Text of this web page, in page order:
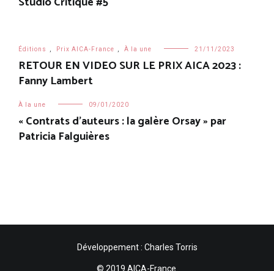
Éditions Prix AICA-France À la une 21/11/2023
RETOUR EN VIDEO SUR LE PRIX AICA 2023 :
Fanny Lambert
À la une 09/01/2020
« Contrats d’auteurs : la galère Orsay » par
Patricia Falguières
Développement : Charles Torris
© 2019 AICA-France.